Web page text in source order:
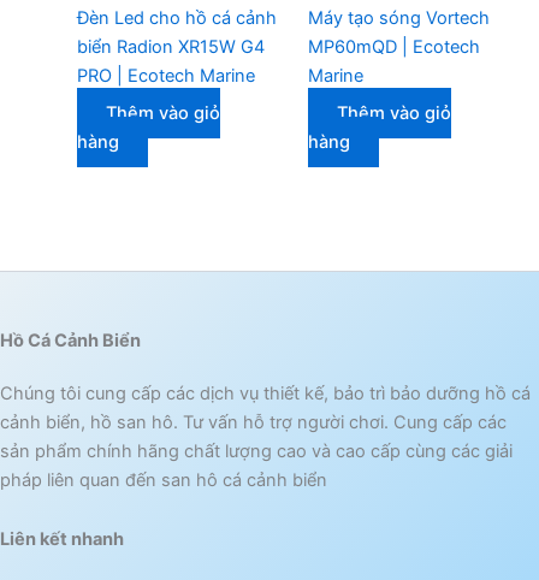
Đèn Led cho hồ cá cảnh
biển Radion XR15W G4
PRO | Ecotech Marine
Thêm vào giỏ
hàng
Máy tạo sóng Vortech
MP60mQD | Ecotech
Marine
Thêm vào giỏ
hàng
Hồ Cá Cảnh Biển
Chúng tôi cung cấp các dịch vụ thiết kế, bảo trì bảo dưỡng hồ cá
cảnh biển, hồ san hô. Tư vấn hỗ trợ người chơi. Cung cấp các
sản phẩm chính hãng chất lượng cao và cao cấp cùng các giải
pháp liên quan đến san hô cá cảnh biển
Liên kết nhanh